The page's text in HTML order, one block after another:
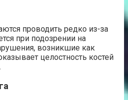
проводить редко из-за
при подозрении на
возникшие как
целостность костей